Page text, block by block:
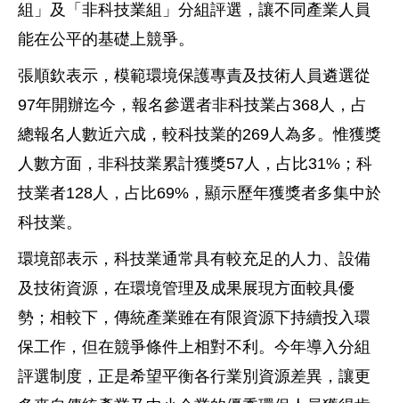
組」及「非科技業組」分組評選，讓不同產業人員
能在公平的基礎上競爭。
張順欽表示，模範環境保護專責及技術人員遴選從
97年開辦迄今，報名參選者非科技業占368人，占
總報名人數近六成，較科技業的269人為多。惟獲獎
人數方面，非科技業累計獲獎57人，占比31% ；科
技業者128人，占比69% ，顯示歷年獲獎者多集中於
科技業。
環境部表示，科技業通常具有較充足的人力、設備
及技術資源，在環境管理及成果展現方面較具優
勢；相較下，傳統產業雖在有限資源下持續投入環
保工作，但在競爭條件上相對不利。今年導入分組
評選制度，正是希望平衡各行業別資源差異，讓更